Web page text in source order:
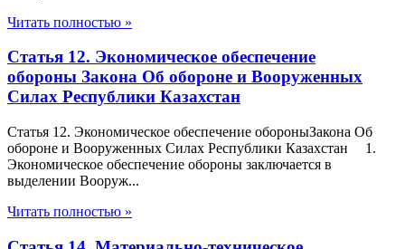
Читать полностью »
Статья 12. Экономическое обеспечение
обороны Закона Об обороне и Вооруженных
Силах Республики Казахстан
Статья 12. Экономическое обеспечение обороныЗакона Об
обороне и Вооруженных Силах Республики Казахстан 1.
Экономическое обеспечение обороны заключается в
выделении Вооруж...
Читать полностью »